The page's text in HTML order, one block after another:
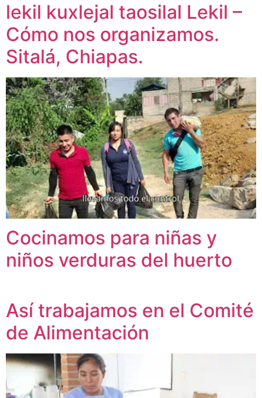
lekil kuxlejal taosilal Lekil –
Cómo nos organizamos.
Sitalá, Chiapas.
Cocinamos para niñas y
niños verduras del huerto
Así trabajamos en el Comité
de Alimentación